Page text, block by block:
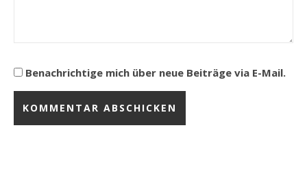
Benachrichtige mich über neue Beiträge via E-Mail.